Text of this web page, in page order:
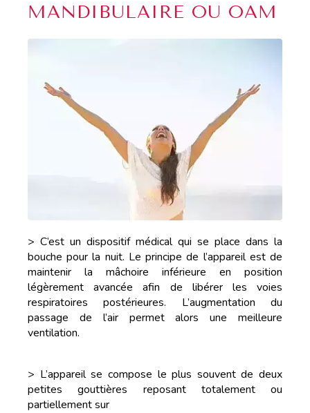
MANDIBULAIRE OU OAM
> C’est un dispositif médical qui se place dans la
bouche pour la nuit. Le principe de l’appareil est de
maintenir la mâchoire inférieure en position
légèrement avancée afin de libérer les voies
respiratoires postérieures. L’augmentation du
passage de l’air permet alors une meilleure
ventilation.
> L’appareil se compose le plus souvent de deux
petites gouttières reposant totalement ou
partiellement sur